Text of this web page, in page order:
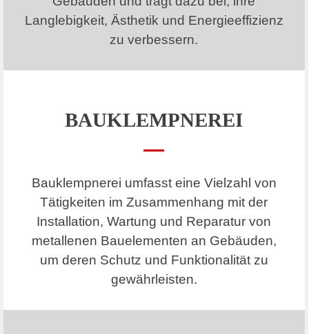
Langlebigkeit, Ästhetik und Energieeffizienz
zu verbessern.
BAUKLEMPNEREI
Bauklempnerei umfasst eine Vielzahl von
Tätigkeiten im Zusammenhang mit der
Installation, Wartung und Reparatur von
metallenen Bauelementen an Gebäuden,
um deren Schutz und Funktionalität zu
gewährleisten.